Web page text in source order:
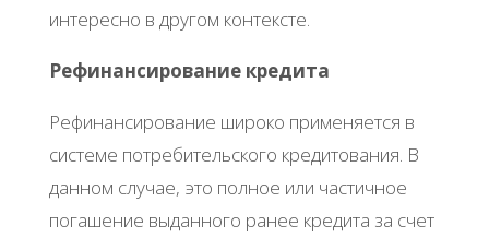
интересно в другом контексте.
Рефинансирование кредита
Рефинансирование широко применяется в
системе потребительского кредитования. В
данном случае, это полное или частичное
погашение выданного ранее кредита за счет